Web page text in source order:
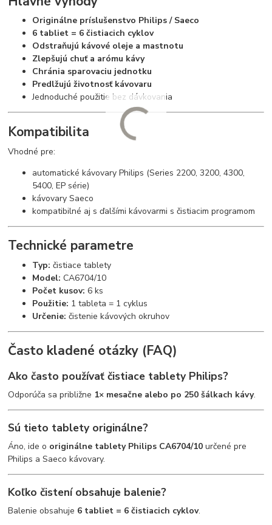
Originálne príslušenstvo Philips / Saeco
6 tabliet = 6 čistiacich cyklov
Odstraňujú kávové oleje a mastnotu
Zlepšujú chuť a arómu kávy
Chránia sparovaciu jednotku
Predlžujú životnosť kávovaru
Jednoduché použitie bez dávkovania
Kompatibilita
Vhodné pre:
automatické kávovary Philips (Series 2200, 3200, 4300,
5400, EP série)
kávovary Saeco
kompatibilné aj s ďalšími kávovarmi s čistiacim programom
Technické parametre
Typ: čistiace tablety
Model: CA6704/10
Počet kusov: 6 ks
Použitie: 1 tableta = 1 cyklus
Určenie: čistenie kávových okruhov
Často kladené otázky (FAQ)
Ako často používať čistiace tablety Philips?
Odporúča sa približne 1× mesačne alebo po 250 šálkach kávy.
Sú tieto tablety originálne?
Áno, ide o originálne tablety Philips CA6704/10 určené pre
Philips a Saeco kávovary.
Koľko čistení obsahuje balenie?
Balenie obsahuje 6 tabliet = 6 čistiacich cyklov.